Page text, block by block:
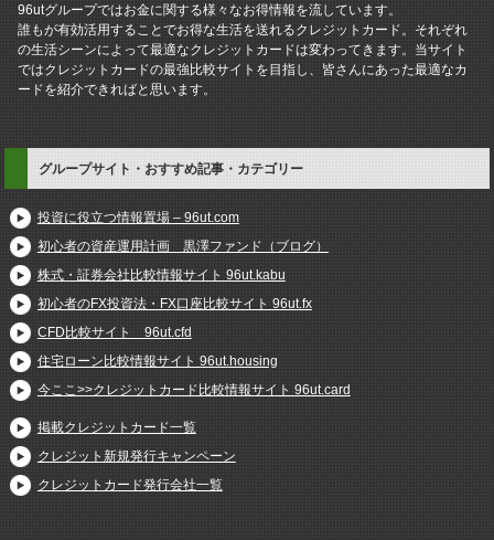
96utグループではお金に関する様々なお得情報を流しています。
誰もが有効活用することでお得な生活を送れるクレジットカード。それぞれ
の生活シーンによって最適なクレジットカードは変わってきます。当サイト
ではクレジットカードの最強比較サイトを目指し、皆さんにあった最適なカ
ードを紹介できればと思います。
グループサイト・おすすめ記事・カテゴリー
投資に役立つ情報置場 – 96ut.com
初心者の資産運用計画 黒澤ファンド（ブログ）
株式・証券会社比較情報サイト 96ut.kabu
初心者のFX投資法・FX口座比較サイト 96ut.fx
CFD比較サイト 96ut.cfd
住宅ローン比較情報サイト 96ut.housing
今ここ>>クレジットカード比較情報サイト 96ut.card
掲載クレジットカード一覧
クレジット新規発行キャンペーン
クレジットカード発行会社一覧